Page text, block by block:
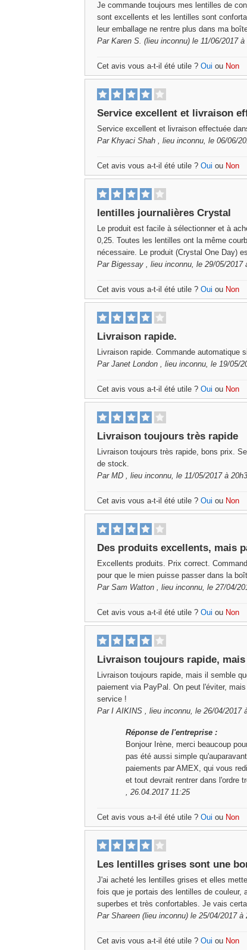
Je commande toujours mes lentilles de
sont excellents et les lentilles sont
leur emballage ne rentre plus dans ma
Par Karen S. (lieu inconnu) le 11/06/2017 à
Cet avis vous a-t-il été utile ? Oui ou Non
Service excellent et livraison
Service excellent et livraison effectuée
Par Khyaci Shah , lieu inconnu, le 06/06/
Cet avis vous a-t-il été utile ? Oui ou Non
lentilles journalières Crystal
Le produit est facile à sélectionner et à
0,25. Toutes les lentilles ont la même
nécessaire. Le produit (Crystal One Day)
Par Bigessay , lieu inconnu, le 29/05/2017
Cet avis vous a-t-il été utile ? Oui ou Non
Livraison rapide.
Livraison rapide. Commande automatique
Par Janet London , lieu inconnu, le 19/05/
Cet avis vous a-t-il été utile ? Oui ou Non
Livraison toujours très rapide
Livraison toujours très rapide, bons prix.
de stock.
Par MD , lieu inconnu, le 11/05/2017 à
Cet avis vous a-t-il été utile ? Oui ou Non
Des produits excellents, mais
Excellents produits. Prix correct.
pour que le mien puisse passer dans la
Par Sam Watton , lieu inconnu, le 27/04/
Cet avis vous a-t-il été utile ? Oui ou Non
Livraison toujours rapide,
Livraison toujours rapide, mais il semble
paiement via PayPal. On peut l'éviter,
service !
Par I AIKINS , lieu inconnu, le 26/04/2017
Réponse de l'entreprise :
Bonjour Irène, merci beaucoup
pas été aussi simple
paiements par AMEX, qui vous
et tout devrait rentrer dans l'ordre
, 26.04.2017 11:25
Cet avis vous a-t-il été utile ? Oui ou Non
Les lentilles grises sont une
J'ai acheté les lentilles grises et elles
fois que je portais des lentilles de couleur,
superbes et très confortables. Je vais
Par Shareen (lieu inconnu) le 25/04/2017 à
Cet avis vous a-t-il été utile ? Oui ou Non